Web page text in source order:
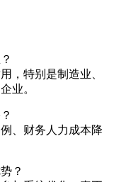
，特别是制造业、
业。
、财务人力成本降
？